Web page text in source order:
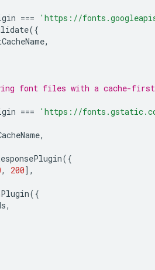
===
'https://
({
,
font files with a cache-
===
'https://
,
({
, 200],
({
,